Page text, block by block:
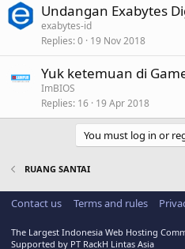
Undangan Exabytes
exabytes-id
Replies 0 19 Nov 2018
Yuk ketemuan di
ImBIOS
Replies 16 19 Apr 2018
You must log in or
RUANG SANTAI
Contact us Terms and rules
The Largest Indonesia Web Hosting
Supported by PT RackH Lintas Asia